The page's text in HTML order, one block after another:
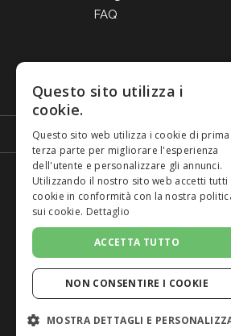
FAQ
Giordano Vini S.p.A.
- Cap.
Questo sito utilizza i
cookie.
Questo sito web utilizza i cookie di prima
terza parte per migliorare l'esperienza
dell'utente e personalizzare gli annunci.
Utilizzando il nostro sito web accetti tutti
cookie in conformità con la nostra
sui cookie. Dettaglio
ACCETTA TUTTO
NON CONSENTIRE I COOKIE
MOSTRA DETTAGLI E